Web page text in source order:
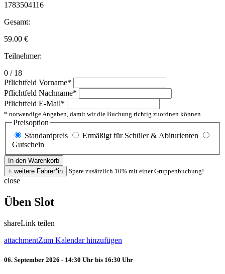
1783504116
Gesamt:
59.00 €
Teilnehmer:
0 / 18
Pflichtfeld Vorname*
Pflichtfeld Nachname*
Pflichtfeld E-Mail*
* notwendige Angaben, damit wir die Buchung richtig zuordnen können
Preisoption
Standardpreis
Ermäßigt für Schüler & Abiturienten
Gutschein
Spare zusätzlich 10% mit einer Gruppenbuchung!
close
Üben Slot
shareLink teilen
attachmentZum Kalendar hinzufügen
06. September 2026 - 14:30 Uhr bis 16:30 Uhr